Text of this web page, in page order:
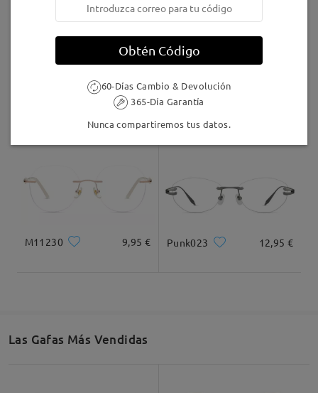
Leer todos los
comentarios
Deje su comentario
5-7 días laborales detalles
9,95 € M54465
M11230 9,95 € Punk023 12,95 €
Las Gafas Más Vendidas
Obtén Código
60-Días Cambio & Devolución
365-Día Garantía
Nunca compartiremos tus datos.